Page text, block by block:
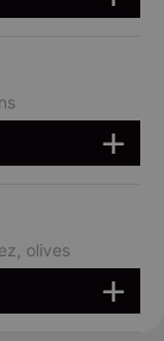
olives